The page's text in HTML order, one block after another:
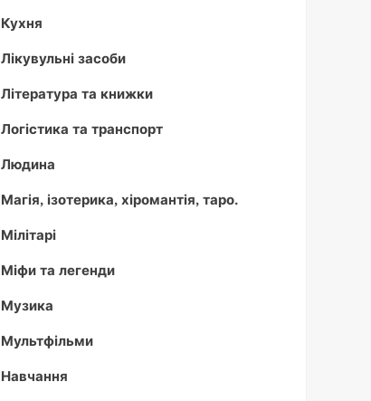
Кухня
Лікувульні засоби
Література та книжки
Логістика та транспорт
Людина
Магія, ізотерика, хіромантія, таро.
Мілітарі
Міфи та легенди
Музика
Мультфільми
Навчання